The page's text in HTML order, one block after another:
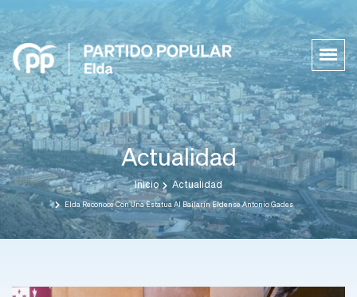
Actualidad
Inicio Actualidad
Elda Reconoce Con Una Estatua Al Bailarín Eldense Antonio Gades